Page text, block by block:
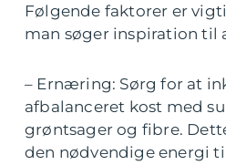
Følgende faktorer er
man søger inspiration til
– Ernæring: Sørg for at
afbalanceret kost med
grøntsager og fibre.
den nødvendige energi